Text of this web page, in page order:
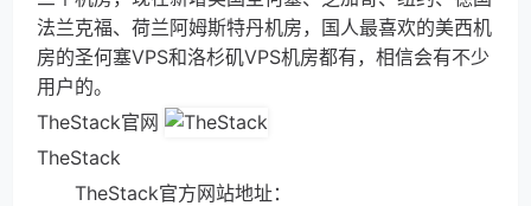
法兰克福、荷兰阿姆斯特丹机房，国人最喜欢的美西机
房的圣何塞VPS和洛杉矶VPS机房都有，相信会有不少
用户的。
TheStack官网
TheStack
TheStack官方网站地址：